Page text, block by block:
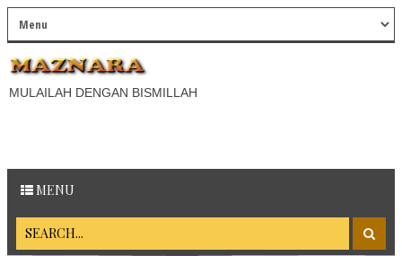
MULAILAH DENGAN BISMILLAH
MENU